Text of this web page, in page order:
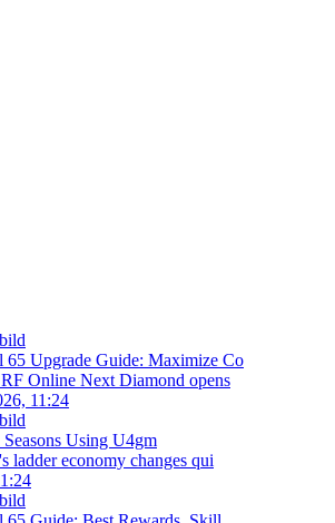
Upgrade Guide: Maximize Co
Online Next Diamond opens
11:24
Using U4gm
ladder economy changes qui